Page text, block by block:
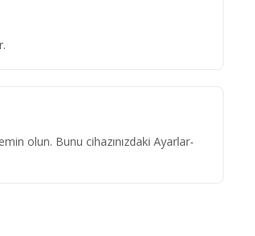
olun. Bunu cihazınızdaki Ayarlar-